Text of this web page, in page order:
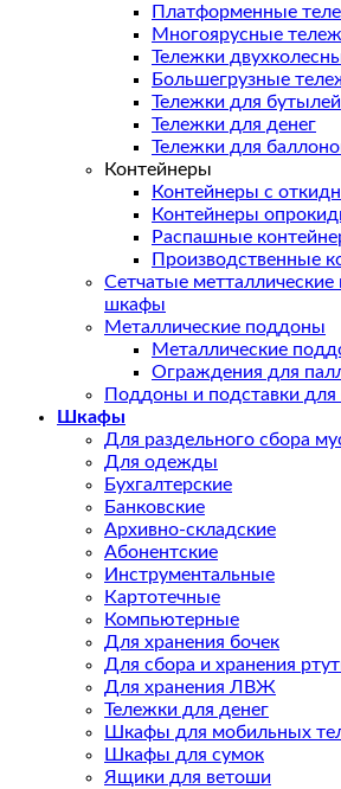
Платформенные
Многоярусные
Тележки
Большегрузные
Тележки для бутылей
Тележки для денег
Тележки для
Контейнеры
Контейнеры с
Контейнеры
Распашные
Производственные
Сетчатые метталлические
шкафы
Металлические поддоны
Металлические
Ограждения для
Поддоны и подставки для
Шкафы
Для раздельного сбора
Для одежды
Бухгалтерские
Банковские
Архивно-складские
Абонентские
Инструментальные
Картотечные
Компьютерные
Для хранения бочек
Для сбора и хранения
Для хранения ЛВЖ
Тележки для денег
Шкафы для мобильных
Шкафы для сумок
Ящики для ветоши